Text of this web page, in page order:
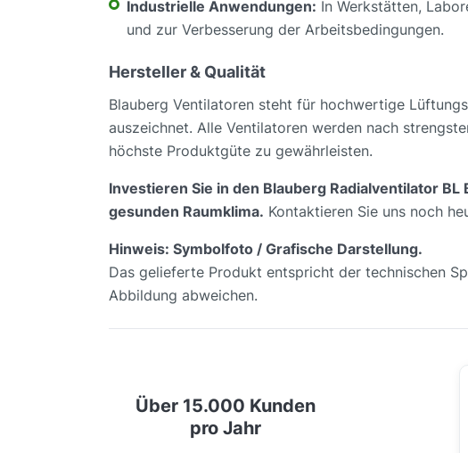
Industrielle Anwendungen: In Werkstätten,
und zur Verbesserung der Arbeitsbedingungen.
Hersteller & Qualität
Blauberg Ventilatoren steht für hochwertige
auszeichnet. Alle Ventilatoren werden nach
höchste Produktgüte zu gewährleisten.
Investieren Sie in den Blauberg Radialventilator
gesunden Raumklima. Kontaktieren Sie uns noch
Hinweis: Symbolfoto / Grafische Darstellung.
Das gelieferte Produkt entspricht der technischen
Abbildung abweichen.
Über 15.000 Kunden
pro Jahr